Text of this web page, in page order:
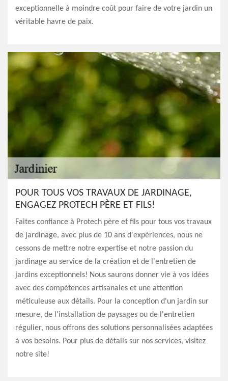
exceptionnelle à moindre coût pour faire de votre jardin un
véritable havre de paix.
POUR TOUS VOS TRAVAUX DE JARDINAGE,
ENGAGEZ PROTECH PÈRE ET FILS!
Faites confiance à Protech père et fils pour tous vos travaux
de jardinage, avec plus de 10 ans d'expériences, nous ne
cessons de mettre notre expertise et notre passion du
jardinage au service de la création et de l'entretien de
jardins exceptionnels! Nous saurons donner vie à vos idées
avec des compétences artisanales et une attention
méticuleuse aux détails. Pour la conception d'un jardin sur
mesure, de l'installation de paysages ou de l'entretien
régulier, nous offrons des solutions personnalisées adaptées
à vos besoins. Pour plus de détails sur nos services, visitez
notre site!